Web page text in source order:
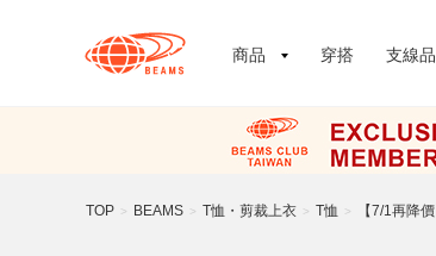
商品 穿搭 支線
TOP > BEAMS > T恤・剪裁上衣 > T恤 > 【7/1再降